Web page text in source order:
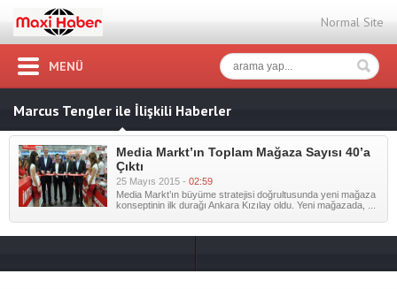
Normal Site
MENÜ
Marcus Tengler ile İlişkili Haberler
Media Markt’ın Toplam Mağaza Sayısı 40’a
Çıktı
25 Mayıs 2015 - 02:59
Media Markt’ın büyüme stratejisi doğrultusunda yeni mağaza
konseptinin ilk durağı Ankara Kızılay oldu. Yeni mağazada, ...